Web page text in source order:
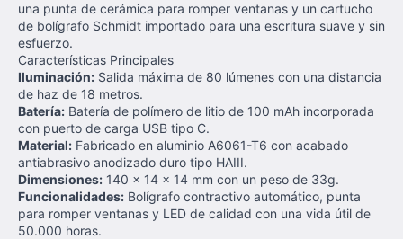
una punta de cerámica para romper ventanas y un cartucho
de bolígrafo Schmidt importado para una escritura suave y sin
esfuerzo.
Características Principales
Iluminación: Salida máxima de 80 lúmenes con una distancia
de haz de 18 metros.
Batería: Batería de polímero de litio de 100 mAh incorporada
con puerto de carga USB tipo C.
Material: Fabricado en aluminio A6061-T6 con acabado
antiabrasivo anodizado duro tipo HAIII.
Dimensiones: 140 x 14 x 14 mm con un peso de 33g.
Funcionalidades: Bolígrafo contractivo automático, punta
para romper ventanas y LED de calidad con una vida útil de
50.000 horas.